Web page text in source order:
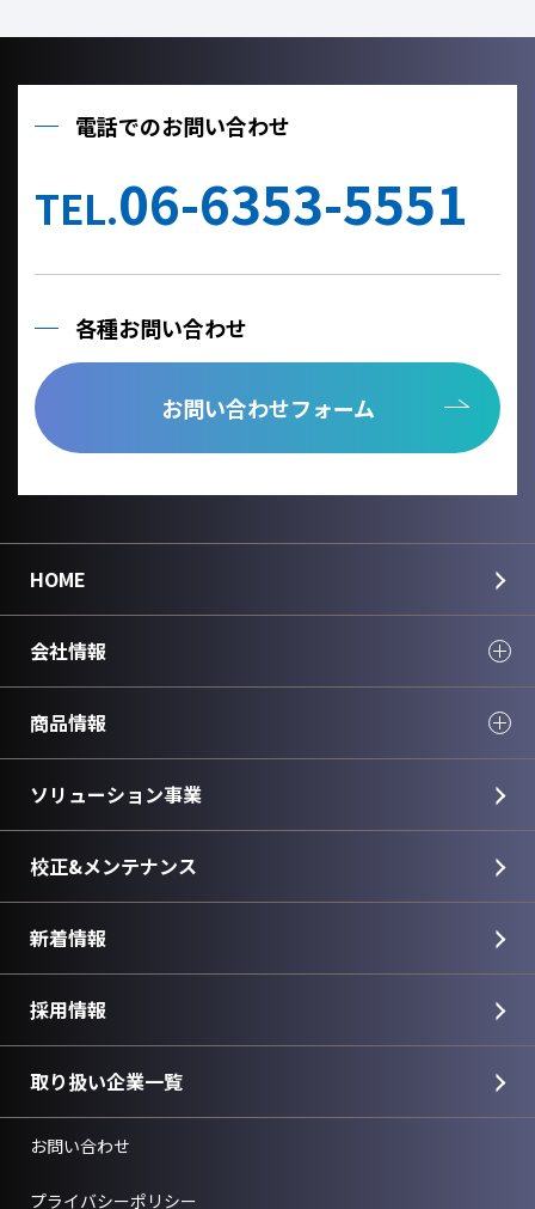
ん。
利用目的の達成に必要な範囲内において、個人情報の取扱いを他
他の事業者へ個人情報を委託する場合は、個人情報保護体制が整
を締結いたします。
当社への個人情報の利用目的の通知、開示、内容の訂正、追加ま
報の取り扱いに関する苦情は、以下の連絡先までご連絡くださ
Cookie情報としましては、今後のより良い情報提供を目指す為の
個人情報のご入力は任意ですが、正しく入力されていない場合に
国華電機株式会社
電話でのお問い合わせ
TEL.06-6353-5551
各種お問い合わせ
お問い合わせフォーム
HOME
会社情報
商品情報
ソリューション事業
校正&メンテナンス
新着情報
採用情報
取り扱い企業一覧
お問い合わせ
プライバシーポリシー